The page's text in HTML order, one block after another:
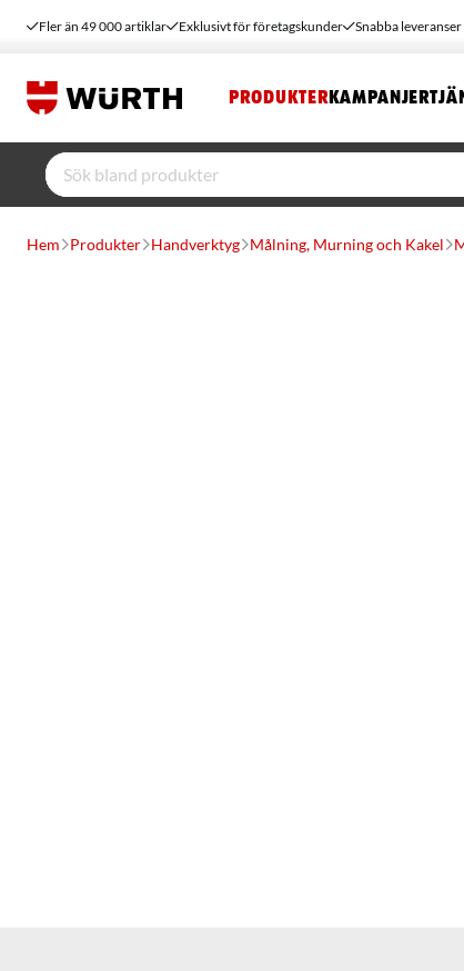
Fler än 49 000 artiklar Exklusivt för företagskunder Snabba leveranser
PRODUKTER KAMPANJER
Hem Produkter Handverktyg Målning, Murning och Kakel